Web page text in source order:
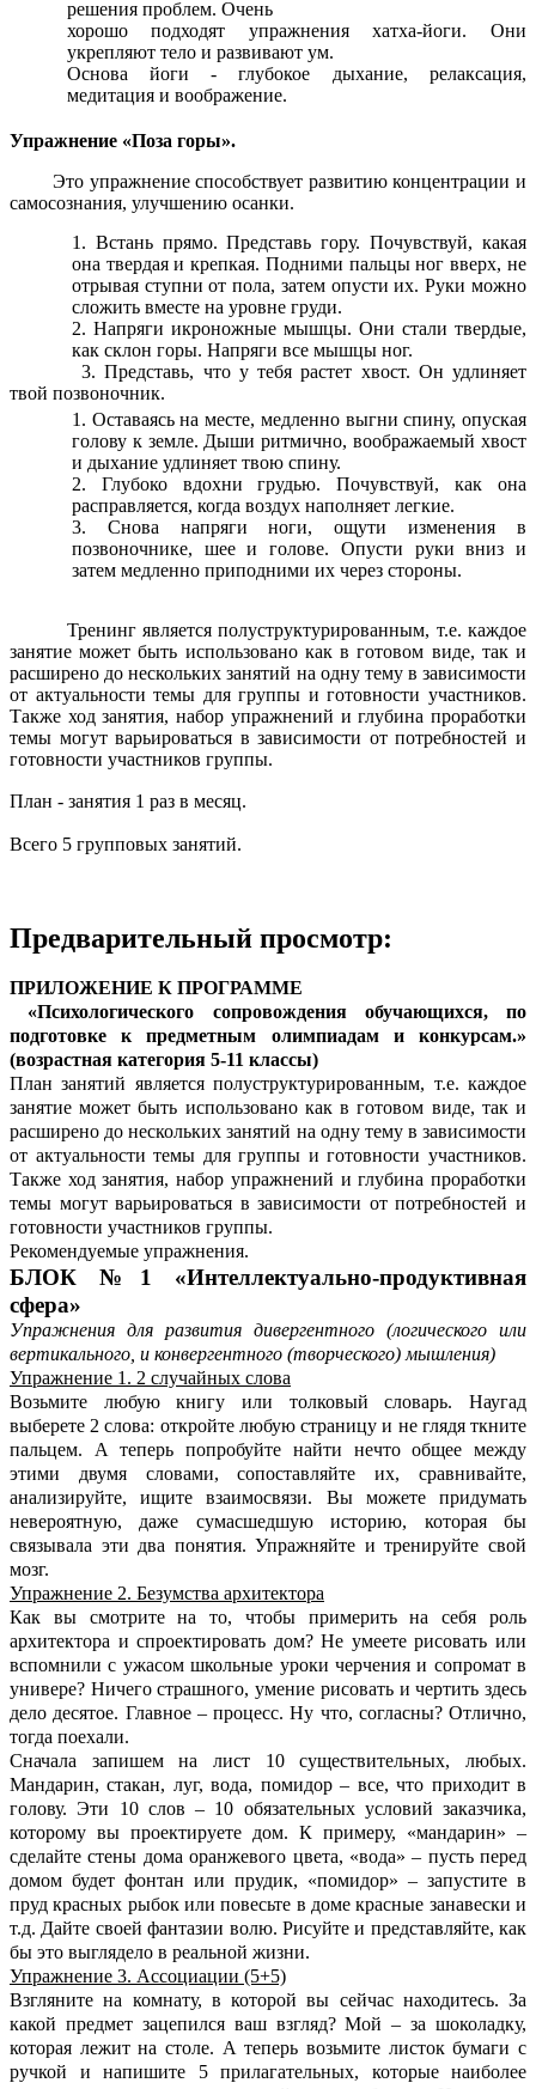
решения проблем. Очень
хорошо подходят упражнения хатха-йоги. Они
укрепляют тело и развивают ум.
Основа йоги - глубокое дыхание, релаксация,
медитация и воображение.
Упражнение «Поза горы».
Это упражнение способствует развитию концентрации и
самосознания, улучшению осанки.
Встань прямо. Представь гору. Почувствуй, какая
она твердая и крепкая. Подними пальцы ног вверх, не
отрывая ступни от пола, затем опусти их. Руки можно
сложить вместе на уровне груди.
Напряги икроножные мышцы. Они стали твердые,
как склон горы. Напряги все мышцы ног.
Представь, что у тебя растет хвост. Он удлиняет
твой позвоночник.
Оставаясь на месте, медленно выгни спину, опуская
голову к земле. Дыши ритмично, воображаемый хвост
и дыхание удлиняет твою спину.
Глубоко вдохни грудью. Почувствуй, как она
расправляется, когда воздух наполняет легкие.
Снова напряги ноги, ощути изменения в
позвоночнике, шее и голове. Опусти руки вниз и
затем медленно приподними их через стороны.
Тренинг является полуструктурированным, т.е. каждое
занятие может быть использовано как в готовом виде, так и
расширено до нескольких занятий на одну тему в зависимости
от актуальности темы для группы и готовности участников.
Также ход занятия, набор упражнений и глубина проработки
темы могут варьироваться в зависимости от потребностей и
готовности участников группы.
План - занятия 1 раз в месяц.
Всего 5 групповых занятий.
Предварительный просмотр:
ПРИЛОЖЕНИЕ К ПРОГРАММЕ
«Психологического сопровождения обучающихся, по
подготовке к предметным олимпиадам и конкурсам.»
(возрастная категория 5-11 классы)
План занятий является полуструктурированным, т.е. каждое
занятие может быть использовано как в готовом виде, так и
расширено до нескольких занятий на одну тему в зависимости
от актуальности темы для группы и готовности участников.
Также ход занятия, набор упражнений и глубина проработки
темы могут варьироваться в зависимости от потребностей и
готовности участников группы.
Рекомендуемые упражнения.
БЛОК №1 «Интеллектуально-продуктивная
сфера»
Упражнения для развития дивергентного (логического или
вертикального, и конвергентного (творческого) мышления)
Упражнение 1. 2 случайных слова
Возьмите любую книгу или толковый словарь. Наугад
выберете 2 слова: откройте любую страницу и не глядя ткните
пальцем. А теперь попробуйте найти нечто общее между
этими двумя словами, сопоставляйте их, сравнивайте,
анализируйте, ищите взаимосвязи. Вы можете придумать
невероятную, даже сумасшедшую историю, которая бы
связывала эти два понятия. Упражняйте и тренируйте свой
мозг.
Упражнение 2. Безумства архитектора
Как вы смотрите на то, чтобы примерить на себя роль
архитектора и спроектировать дом? Не умеете рисовать или
вспомнили с ужасом школьные уроки черчения и сопромат в
универе? Ничего страшного, умение рисовать и чертить здесь
дело десятое. Главное – процесс. Ну что, согласны? Отлично,
тогда поехали.
Сначала запишем на лист 10 существительных, любых.
Мандарин, стакан, луг, вода, помидор – все, что приходит в
голову. Эти 10 слов – 10 обязательных условий заказчика,
которому вы проектируете дом. К примеру, «мандарин» –
сделайте стены дома оранжевого цвета, «вода» – пусть перед
домом будет фонтан или прудик, «помидор» – запустите в
пруд красных рыбок или повесьте в доме красные занавески и
т.д. Дайте своей фантазии волю. Рисуйте и представляйте, как
бы это выглядело в реальной жизни.
Упражнение 3. Ассоциации (5+5)
Взгляните на комнату, в которой вы сейчас находитесь. За
какой предмет зацепился ваш взгляд? Мой – за шоколадку,
которая лежит на столе. А теперь возьмите листок бумаги с
ручкой и напишите 5 прилагательных, которые наиболее